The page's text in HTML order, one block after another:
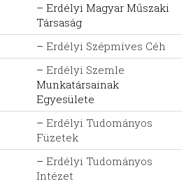
– Erdélyi Magyar Műszaki
Társaság
– Erdélyi Szépmíves Céh
– Erdélyi Szemle
Munkatársainak
Egyesülete
– Erdélyi Tudományos
Füzetek
– Erdélyi Tudományos
Intézet